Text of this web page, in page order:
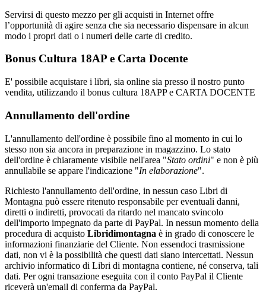
Servirsi di questo mezzo per gli acquisti in Internet offre
l’opportunità di agire senza che sia necessario dispensare in alcun
modo i propri dati o i numeri delle carte di credito.
Bonus Cultura 18AP e Carta Docente
E' possibile acquistare i libri, sia online sia presso il nostro punto
vendita, utilizzando il bonus cultura 18APP e CARTA DOCENTE
Annullamento dell'ordine
L'annullamento dell'ordine è possibile fino al momento in cui lo
stesso non sia ancora in preparazione in magazzino. Lo stato
dell'ordine è chiaramente visibile nell'area "Stato ordini" e non è più
annullabile se appare l'indicazione "In elaborazione".
Richiesto l'annullamento dell'ordine, in nessun caso Libri di
Montagna può essere ritenuto responsabile per eventuali danni,
diretti o indiretti, provocati da ritardo nel mancato svincolo
dell'importo impegnato da parte di PayPal. In nessun momento della
procedura di acquisto Libridimontagna è in grado di conoscere le
informazioni finanziarie del Cliente. Non essendoci trasmissione
dati, non vi è la possibilità che questi dati siano intercettati. Nessun
archivio informatico di Libri di montagna contiene, né conserva, tali
dati. Per ogni transazione eseguita con il conto PayPal il Cliente
riceverà un'email di conferma da PayPal.